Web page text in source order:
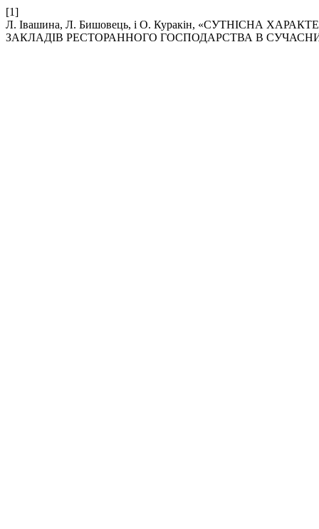
[1]
Л. Івашина, Л. Бишовець, і О. Куракін, «СУТНІСНА
ЗАКЛАДІВ РЕСТОРАННОГО ГОСПОДАРСТВА В